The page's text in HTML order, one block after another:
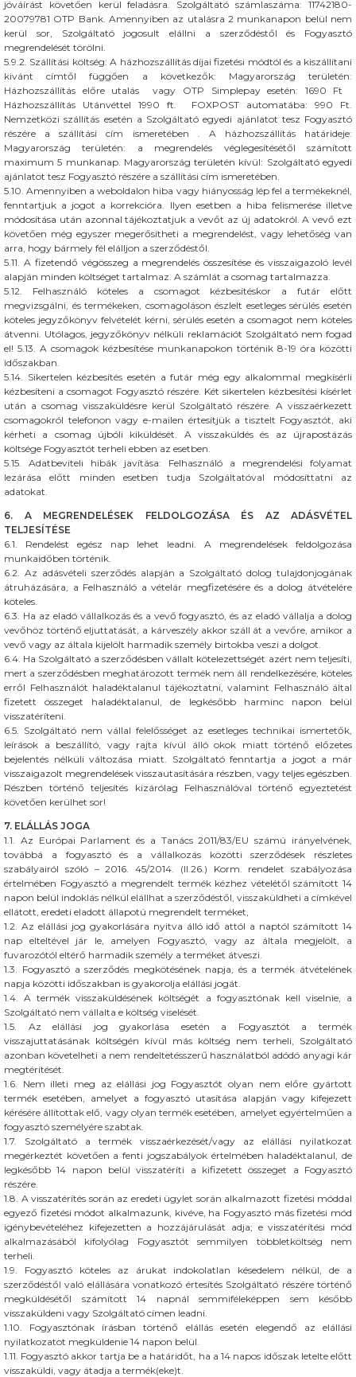
jóváírást követően kerül feladásra. Szolgáltató számlaszáma: 11742180-
20079781 OTP Bank. Amennyiben az utalásra 2 munkanapon belül nem
kerül sor, Szolgáltató jogosult elállni a szerződéstől és Fogyasztó
megrendelését törölni.
5.9.2. Szállítási költség: A házhozszállítás díjai fizetési módtól és a kiszállítani
kivánt címtől függően a következők: Magyarország területén:
Házhozszállítás előre utalás vagy OTP Simplepay esetén: 1690 Ft
Házhozszállítás Utánvéttel 1990 ft. FOXPOST automatába: 990 Ft.
Nemzetközi szállítás esetén a Szolgáltató egyedi ajánlatot tesz Fogyasztó
részére a szállítási cím ismeretében . A házhozszállítás határideje:
Magyarország területén: a megrendelés véglegesítésétől számított
maximum 5 munkanap. Magyarország területén kívül: Szolgáltató egyedi
ajánlatot tesz Fogyasztó részére a szállítási cím ismeretében.
5.10. Amennyiben a weboldalon hiba vagy hiányosság lép fel a termékeknél,
fenntartjuk a jogot a korrekcióra. Ilyen esetben a hiba felismerése illetve
módosítása után azonnal tájékoztatjuk a vevőt az új adatokról. A vevő ezt
követően még egyszer megerősítheti a megrendelést, vagy lehetőség van
arra, hogy bármely fél elálljon a szerződéstől.
5.11. A fizetendő végösszeg a megrendelés összesítése és visszaigazoló levél
alapján minden költséget tartalmaz. A számlát a csomag tartalmazza.
5.12. Felhasználó köteles a csomagot kézbesítéskor a futár előtt
megvizsgálni, és termékeken, csomagoláson észlelt esetleges sérülés esetén
köteles jegyzőkönyv felvételét kérni, sérülés esetén a csomagot nem köteles
átvenni. Utólagos, jegyzőkönyv nélküli reklamációt Szolgáltató nem fogad
el! 5.13. A csomagok kézbesítése munkanapokon történik 8-19 óra közötti
időszakban.
5.14. Sikertelen kézbesítés esetén a futár még egy alkalommal megkísérli
kézbesíteni a csomagot Fogyasztó részére. Két sikertelen kézbesítési kísérlet
után a csomag visszaküldésre kerül Szolgáltató részére. A visszaérkezett
csomagokról telefonon vagy e-mailen értesítjük a tisztelt Fogyasztót, aki
kérheti a csomag újbóli kiküldését. A visszaküldés és az újrapostázás
költsége Fogyasztót terheli ebben az esetben.
5.15. Adatbeviteli hibák javítása: Felhasználó a megrendelési folyamat
lezárása előtt minden esetben tudja Szolgáltatóval módosíttatni az
adatokat.
6. A MEGRENDELÉSEK FELDOLGOZÁSA ÉS AZ ADÁSVÉTEL
TELJESÍTÉSE
6.1. Rendelést egész nap lehet leadni. A megrendelések feldolgozása
munkaidőben történik.
6.2. Az adásvételi szerződés alapján a Szolgáltató dolog tulajdonjogának
átruházására, a Felhasználó a vételár megfizetésére és a dolog átvételére
köteles.
6.3. Ha az eladó vállalkozás és a vevő fogyasztó, és az eladó vállalja a dolog
vevőhöz történő eljuttatását, a kárveszély akkor száll át a vevőre, amikor a
vevő vagy az általa kijelölt harmadik személy birtokba veszi a dolgot.
6.4. Ha Szolgáltató a szerződésben vállalt kötelezettségét azért nem teljesíti,
mert a szerződésben meghatározott termék nem áll rendelkezésére, köteles
erről Felhasználót haladéktalanul tájékoztatni, valamint Felhasználó által
fizetett összeget haladéktalanul, de legkésőbb harminc napon belül
visszatéríteni.
6.5. Szolgáltató nem vállal felelősséget az esetleges technikai ismertetők,
leírások a beszállító, vagy rajta kívül álló okok miatt történő előzetes
bejelentés nélküli változása miatt. Szolgáltató fenntartja a jogot a már
visszaigazolt megrendelések visszautasítására részben, vagy teljes egészben.
Részben történő teljesítés kizárólag Felhasználóval történő egyeztetést
követően kerülhet sor!
7. ELÁLLÁS JOGA
1.1. Az Európai Parlament és a Tanács 2011/83/EU számú irányelvének,
továbbá a fogyasztó és a vállalkozás közötti szerződések részletes
szabályairól szóló – 2016. 45/2014. (II.26.) Korm. rendelet szabályozása
értelmében Fogyasztó a megrendelt termék kézhez vételétől számított 14
napon belül indoklás nélkül elállhat a szerződéstől, visszaküldheti a címkével
ellátott, eredeti eladott állapotú megrendelt terméket,
1.2. Az elállási jog gyakorlására nyitva álló idő attól a naptól számított 14
nap elteltével jár le, amelyen Fogyasztó, vagy az általa megjelölt, a
fuvarozótól eltérő harmadik személy a terméket átveszi.
1.3. Fogyasztó a szerződés megkötésének napja, és a termék átvételének
napja közötti időszakban is gyakorolja elállási jogát.
1.4. A termék visszaküldésének költségét a fogyasztónak kell viselnie, a
Szolgáltató nem vállalta e költség viselését.
1.5. Az elállási jog gyakorlása esetén a Fogyasztót a termék
visszajuttatásának költségén kívül más költség nem terheli, Szolgáltató
azonban követelheti a nem rendeltetésszerű használatból adódó anyagi kár
megtérítését.
1.6. Nem illeti meg az elállási jog Fogyasztót olyan nem előre gyártott
termék esetében, amelyet a fogyasztó utasítása alapján vagy kifejezett
kérésére állítottak elő, vagy olyan termék esetében, amelyet egyértelműen a
fogyasztó személyére szabtak.
1.7. Szolgáltató a termék visszaérkezését/vagy az elállási nyilatkozat
megérkeztét követően a fenti jogszabályok értelmében haladéktalanul, de
legkésőbb 14 napon belül visszatéríti a kifizetett összeget a Fogyasztó
részére.
1.8. A visszatérítés során az eredeti ügylet során alkalmazott fizetési móddal
egyező fizetési módot alkalmazunk, kivéve, ha Fogyasztó más fizetési mód
igénybevételéhez kifejezetten a hozzájárulását adja; e visszatérítési mód
alkalmazásából kifolyólag Fogyasztót semmilyen többletköltség nem
terheli.
1.9. Fogyasztó köteles az árukat indokolatlan késedelem nélkül, de a
szerződéstől való elállására vonatkozó értesítés Szolgáltató részére történő
megküldésétől számított 14 napnál semmiféleképpen sem később
visszaküldeni vagy Szolgáltató címen leadni.
1.10. Fogyasztónak írásban történő elállás esetén elegendő az elállási
nyilatkozatot megküldenie 14 napon belül.
1.11. Fogyasztó akkor tartja be a határidőt, ha a 14 napos időszak letelte előtt
visszaküldi, vagy átadja a termék(eke)t.